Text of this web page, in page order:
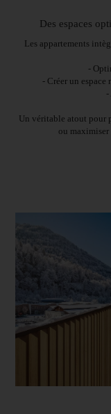
Des espaces
Les appartements
-
- Créer un
Un véritable atout pour
ou